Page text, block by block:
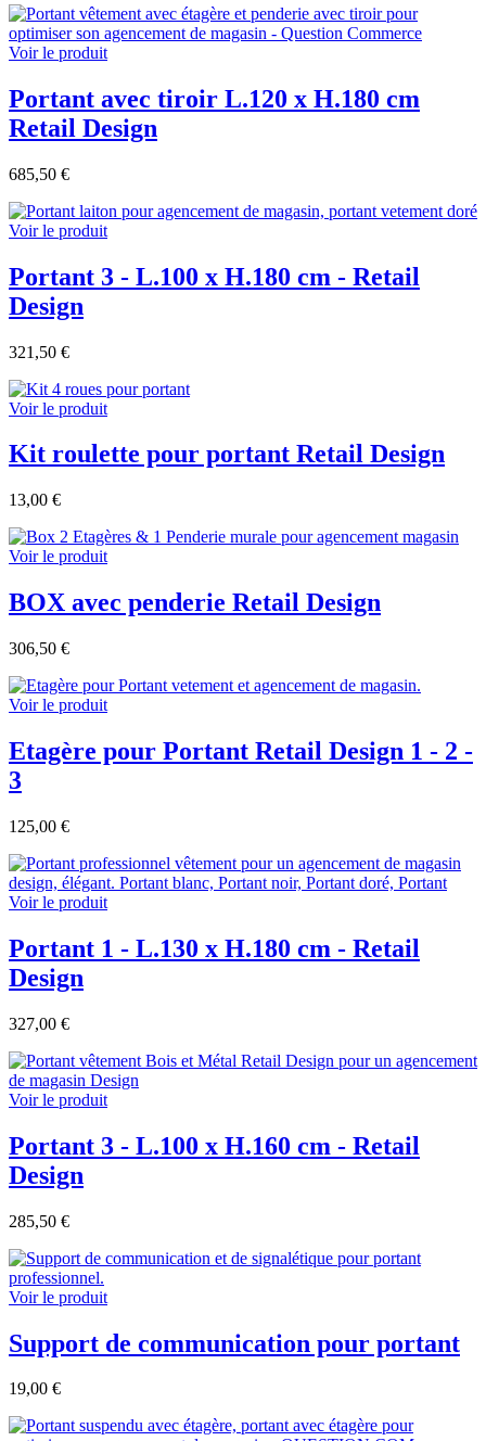
Voir le produit
Portant avec tiroir L.120 x H.180 cm
Retail Design
685,50 €
Voir le produit
Portant 3 - L.100 x H.180 cm - Retail
Design
321,50 €
Voir le produit
Kit roulette pour portant Retail Design
13,00 €
Voir le produit
BOX avec penderie Retail Design
306,50 €
Voir le produit
Etagère pour Portant Retail Design 1 - 2 -
3
125,00 €
Voir le produit
Portant 1 - L.130 x H.180 cm - Retail
Design
327,00 €
Voir le produit
Portant 3 - L.100 x H.160 cm - Retail
Design
285,50 €
Voir le produit
Support de communication pour portant
19,00 €